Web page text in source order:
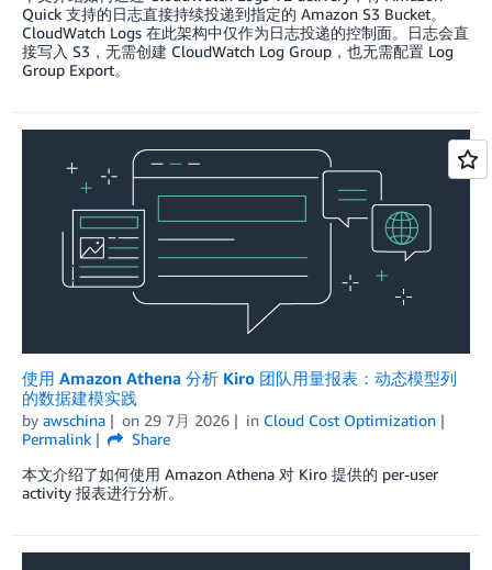
Quick 支持的日志直接持续投递到指定的 Amazon S3 Bucket。
CloudWatch Logs 在此架构中仅作为日志投递的控制面。日志会直
接写入 S3，无需创建 CloudWatch Log Group，也无需配置 Log
Group Export。
使用 Amazon Athena 分析 Kiro 团队用量报表：动态模型列
的数据建模实践
by awschina on 29 7月 2026 in Cloud Cost Optimization
Permalink
Share
本文介绍了如何使用 Amazon Athena 对 Kiro 提供的 per-user
activity 报表进行分析。